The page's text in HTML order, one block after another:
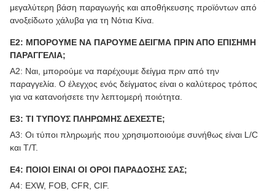
μεγαλύτερη βάση παραγωγής και αποθήκευσης προϊόντων από
ανοξείδωτο χάλυβα για τη Νότια Κίνα.
Ε2: ΜΠΟΡΟΥΜΕ ΝΑ ΠΑΡΟΥΜΕ ΔΕΙΓΜΑ ΠΡΙΝ ΑΠΟ ΕΠΙΣΗΜΗ
ΠΑΡΑΓΓΕΛΙΑ;
Α2: Ναι, μπορούμε να παρέχουμε δείγμα πριν από την
παραγγελία. Ο έλεγχος ενός δείγματος είναι ο καλύτερος τρόπος
για να κατανοήσετε την λεπτομερή ποιότητα.
Ε3: ΤΙ ΤΥΠΟΥΣ ΠΛΗΡΩΜΗΣ ΔΕΧΕΣΤΕ;
Α3: Οι τύποι πληρωμής που χρησιμοποιούμε συνήθως είναι L/C
και T/T.
Ε4: ΠΟΙΟΙ ΕΙΝΑΙ ΟΙ ΟΡΟΙ ΠΑΡΑΔΟΣΗΣ ΣΑΣ;
Α4: EXW, FOB, CFR, CIF.